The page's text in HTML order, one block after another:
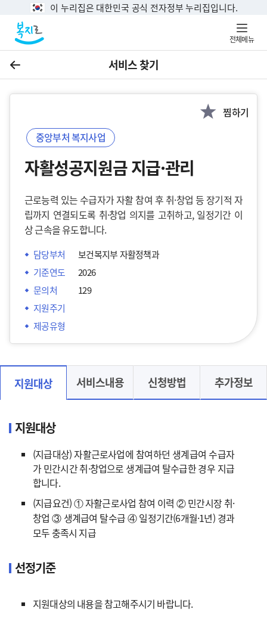
이 누리집은 대한민국 공식 전자정부 누리집입니다.
전체메뉴
이전 서비스 찾기
찜하기
중앙부처 복지사업
자활성공지원금 지급·관리
근로능력 있는 수급자가 자활 참여 후 취·창업 등 장기적 자
립까지 연결되도록 취·창업 의지를 고취하고, 일정기간 이
상 근속을 유도합니다.
담당부처
보건복지부 자활정책과
기준연도
2026
문의처
129
지원주기
제공유형
지원대상 서비스내용 신청방법 추가정보
지원대상
(지급대상) 자활근로사업에 참여하던 생계급여 수급자
가 민간시간 취·창업으로 생계급여 탈수급한 경우 지급
합니다.
(지급요건) ① 자활근로사업 참여 이력 ② 민간시장 취·
창업 ③ 생계급여 탈수급 ④ 일정기간(6개월·1년) 경과
모두 충족시 지급
선정기준
지원대상의 내용을 참고해주시기 바랍니다.